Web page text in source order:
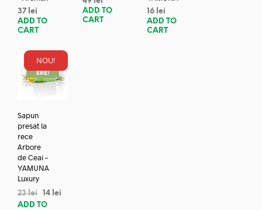
37 lei
ADD TO
CART
ADD TO
CART
16 lei
ADD TO
CART
NOU!
REDUC
ERE!
Sapun
presat la
rece
Arbore
de Ceai –
YAMUNA
Luxury
23lei 14 lei
ADD TO